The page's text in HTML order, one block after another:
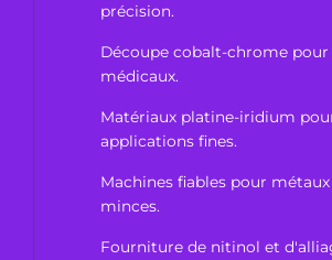
précision.
Découpe cobalt-chrome
médicaux.
Matériaux platine-iridium
applications fines.
Machines fiables pour
minces.
Fourniture de nitinol et